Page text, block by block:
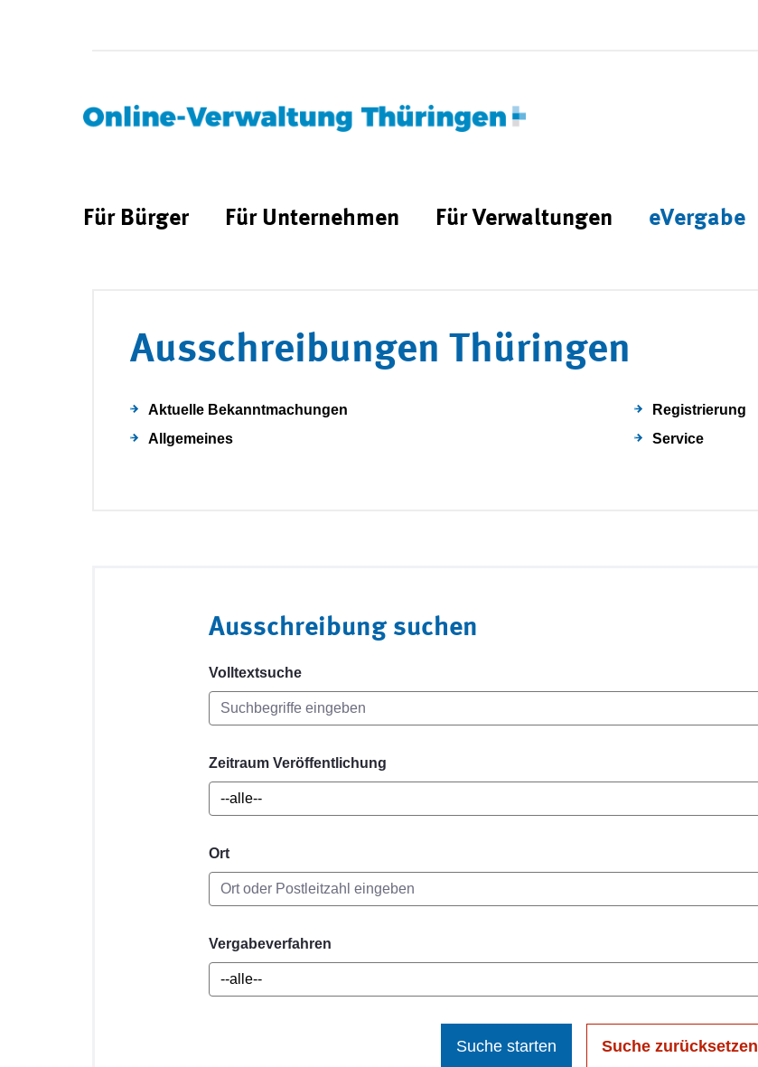
Für Bürger Für Unternehmen Für Verwaltungen eVergabe
Ausschreibungen Thüringen
Aktuelle Bekanntmachungen
Allgemeines
Registrierung
Service
Ausschreibung suchen
Volltextsuche
Zeitraum Veröffentlichung
Ort
Vergabeverfahren
Suche starten Suche zurücksetzen